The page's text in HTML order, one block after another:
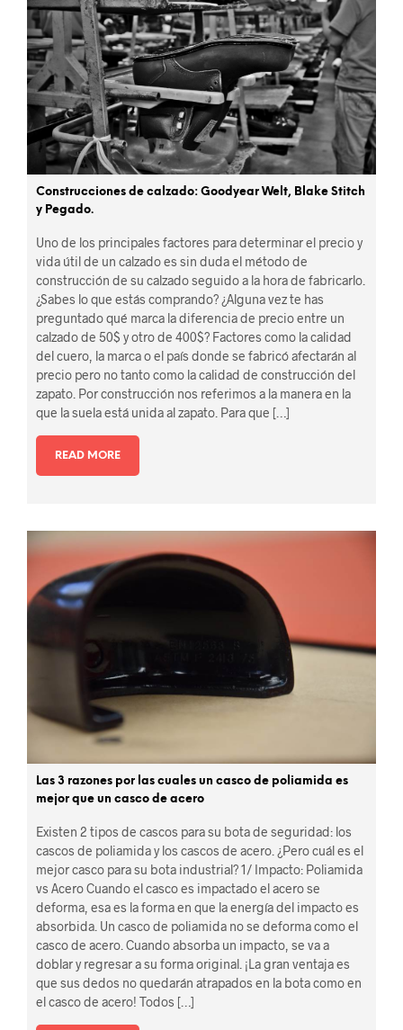
Construcciones de calzado: Goodyear Welt, Blake Stitch
y Pegado.
Uno de los principales factores para determinar el precio y
vida útil de un calzado es sin duda el método de
construcción de su calzado seguido a la hora de fabricarlo.
¿Sabes lo que estás comprando? ¿Alguna vez te has
preguntado qué marca la diferencia de precio entre un
calzado de 50$ y otro de 400$? Factores como la calidad
del cuero, la marca o el país donde se fabricó afectarán al
precio pero no tanto como la calidad de construcción del
zapato. Por construcción nos referimos a la manera en la
que la suela está unida al zapato. Para que […]
READ MORE
Las 3 razones por las cuales un casco de poliamida es
mejor que un casco de acero
Existen 2 tipos de cascos para su bota de seguridad: los
cascos de poliamida y los cascos de acero. ¿Pero cuál es el
mejor casco para su bota industrial? 1/ Impacto: Poliamida
vs Acero Cuando el casco es impactado el acero se
deforma, esa es la forma en que la energía del impacto es
absorbida. Un casco de poliamida no se deforma como el
casco de acero. Cuando absorba un impacto, se va a
doblar y regresar a su forma original. ¡La gran ventaja es
que sus dedos no quedarán atrapados en la bota como en
el casco de acero! Todos […]